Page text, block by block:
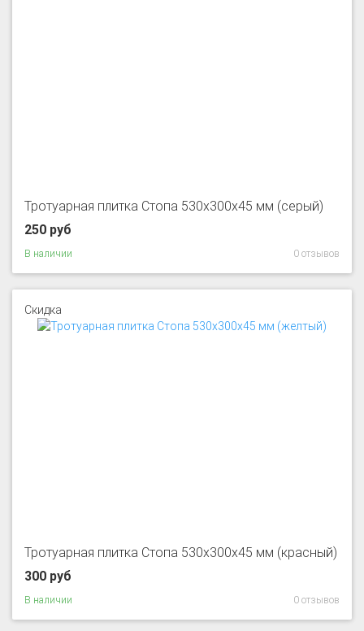
Тротуарная плитка Стопа 530x300x45 мм (серый)
250 руб
В наличии 0 отзывов
Скидка
Тротуарная плитка Стопа 530x300x45 мм (красный)
300 руб
В наличии 0 отзывов